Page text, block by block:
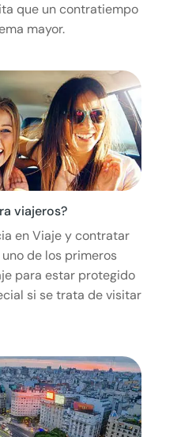
que un contratiempo
mayor.
viajeros?
en Viaje y contratar
de los primeros
para estar protegido
si se trata de visitar